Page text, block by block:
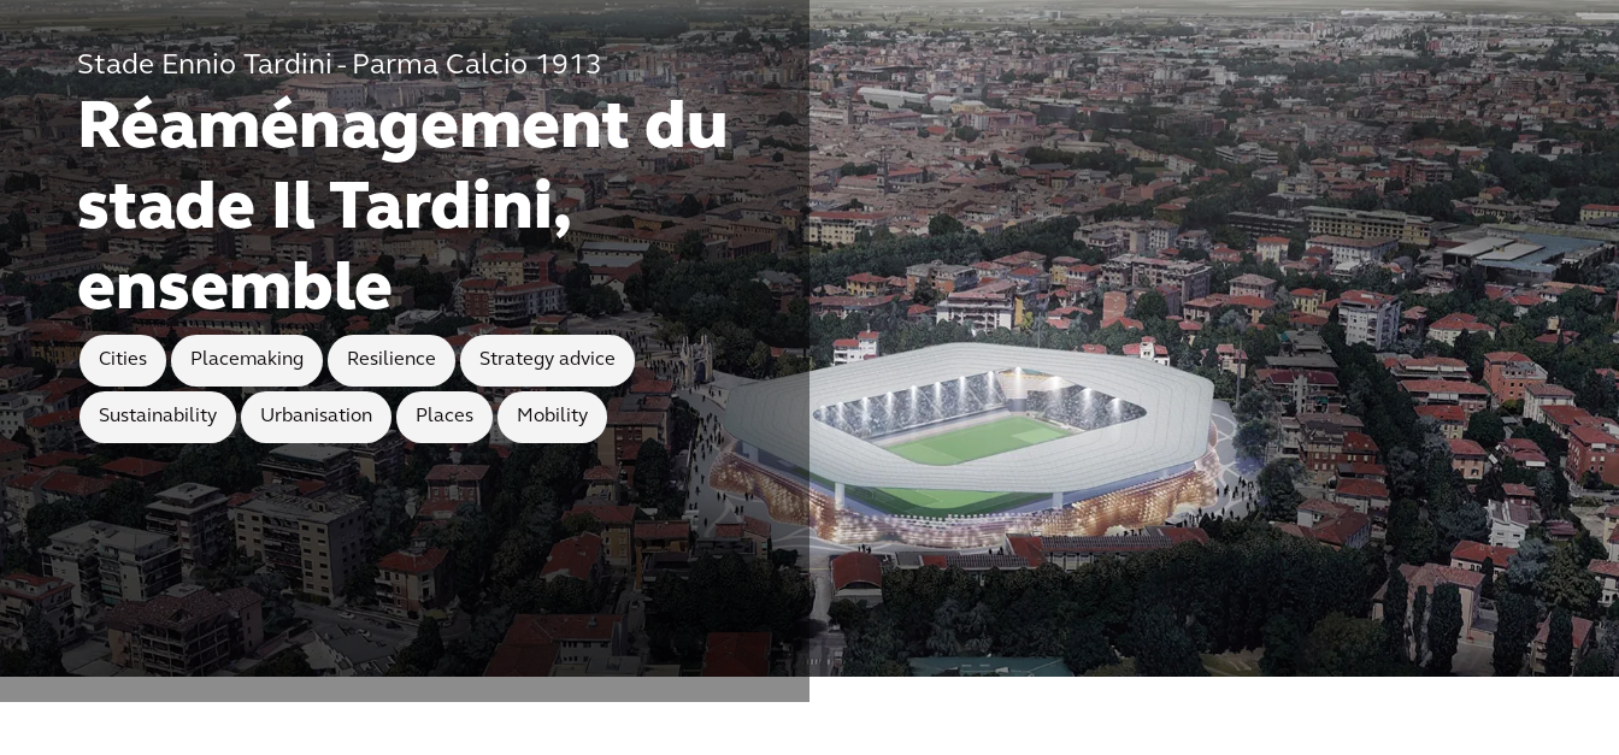
Stade Ennio Tardini - Parma Calcio 1913
Réaménagement du
stade Il Tardini,
ensemble
Cities Placemaking Resilience Strategy advice
Sustainability Urbanisation Places Mobility